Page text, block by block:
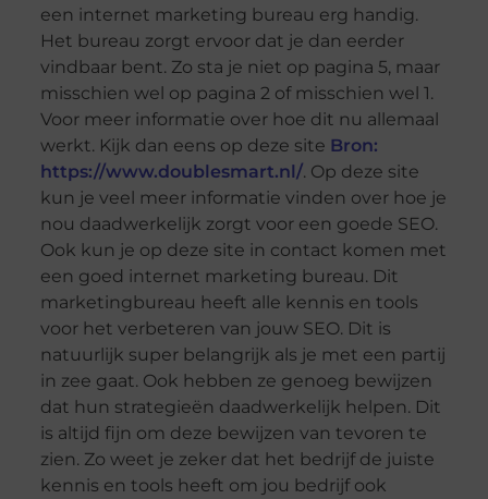
een internet marketing bureau erg handig.
Het bureau zorgt ervoor dat je dan eerder
vindbaar bent. Zo sta je niet op pagina 5, maar
misschien wel op pagina 2 of misschien wel 1.
Voor meer informatie over hoe dit nu allemaal
werkt. Kijk dan eens op deze site Bron:
https://www.doublesmart.nl/. Op deze site
kun je veel meer informatie vinden over hoe je
nou daadwerkelijk zorgt voor een goede SEO.
Ook kun je op deze site in contact komen met
een goed internet marketing bureau. Dit
marketingbureau heeft alle kennis en tools
voor het verbeteren van jouw SEO. Dit is
natuurlijk super belangrijk als je met een partij
in zee gaat. Ook hebben ze genoeg bewijzen
dat hun strategieën daadwerkelijk helpen. Dit
is altijd fijn om deze bewijzen van tevoren te
zien. Zo weet je zeker dat het bedrijf de juiste
kennis en tools heeft om jou bedrijf ook